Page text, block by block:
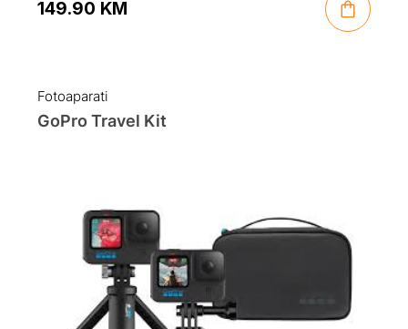
149.90 KM
Fotoaparati
GoPro Travel Kit